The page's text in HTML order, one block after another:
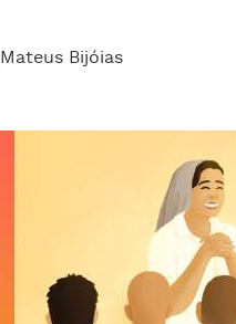
Mateus Bijóias